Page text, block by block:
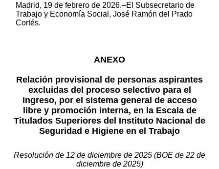
Madrid, 19 de febrero de 2026.–El Subsecretario de
Trabajo y Economía Social, José Ramón del Prado
Cortés.
ANEXO
Relación provisional de personas aspirantes
excluidas del proceso selectivo para el
ingreso, por el sistema general de acceso
libre y promoción interna, en la Escala de
Titulados Superiores del Instituto Nacional de
Seguridad e Higiene en el Trabajo
Resolución de 12 de diciembre de 2025 (BOE de 22 de
diciembre de 2025)